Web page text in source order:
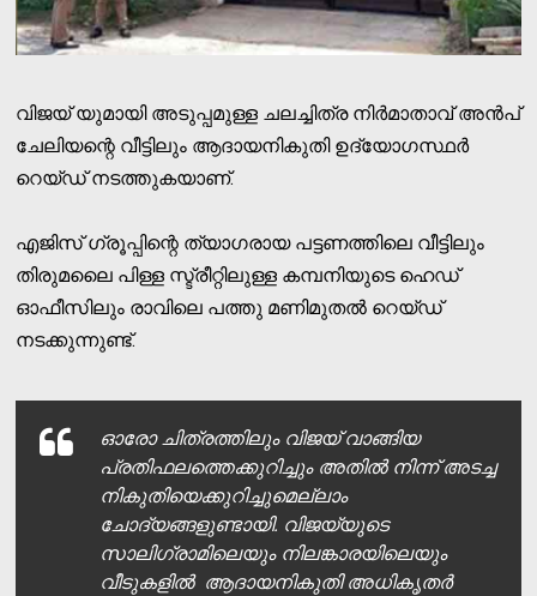
വിജയ് യുമായി അടുപ്പമുള്ള ചലച്ചിത്ര നിര്‍മാതാവ് അന്‍പ്
ചേലിയന്റെ വീട്ടിലും ആദായനികുതി ഉദ്യോഗസ്ഥര്‍
റെയ്ഡ് നടത്തുകയാണ്.
എജിസ് ഗ്രൂപ്പിന്റെ ത്യാഗരായ പട്ടണത്തിലെ വീട്ടിലും
തിരുമലൈ പിള്ള സ്ട്രീറ്റിലുള്ള കമ്പനിയുടെ ഹെഡ്
ഓഫീസിലും രാവിലെ പത്തു മണിമുതല്‍ റെയ്ഡ്
നടക്കുന്നുണ്ട്.
ഓരോ ചിത്രത്തിലും വിജയ് വാങ്ങിയ
പ്രതിഫലത്തെക്കുറിച്ചും അതില്‍ നിന്ന് അടച്ച
നികുതിയെക്കുറിച്ചുമെല്ലാം
ചോദ്യങ്ങളുണ്ടായി. വിജയ്‌യുടെ
സാലിഗ്രാമിലെയും നിലങ്കാരയിലെയും
വീടുകളില്‍ ആദായനികുതി അധികൃതര്‍